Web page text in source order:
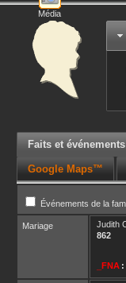
Média
Faits et événements
Google Maps™
Événements de la
Mariage Judith
862
_FNA :